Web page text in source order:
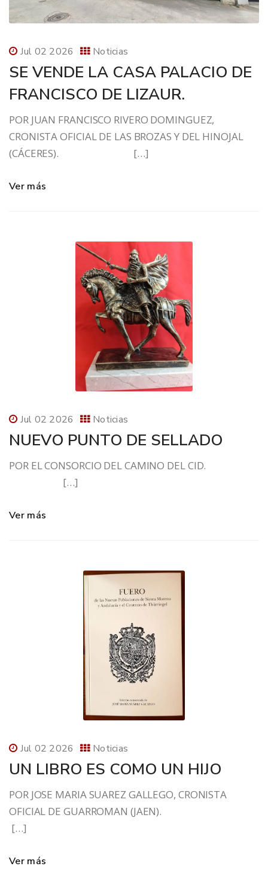
Jul 02 2026 Noticias
SE VENDE LA CASA PALACIO DE
FRANCISCO DE LIZAUR.
POR JUAN FRANCISCO RIVERO DOMINGUEZ,
CRONISTA OFICIAL DE LAS BROZAS Y DEL HINOJAL
(CÁCERES). […]
Ver más
Jul 02 2026 Noticias
NUEVO PUNTO DE SELLADO
POR EL CONSORCIO DEL CAMINO DEL CID.
[…]
Ver más
Jul 02 2026 Noticias
UN LIBRO ES COMO UN HIJO
POR JOSE MARIA SUAREZ GALLEGO, CRONISTA
OFICIAL DE GUARROMAN (JAEN).
[…]
Ver más